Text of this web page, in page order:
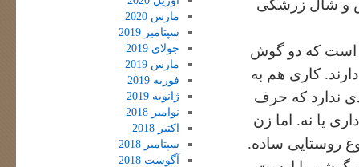
و شال زرشکی
است که دو گوش
کاری هم به
ندارد که حرف
یا نه. اما زن
روستایی ساده.
مارس 2020
سپتامبر 2019
جولای 2019
مارس 2019
فوریه 2019
ژانویه 2019
نوامبر 2018
اکتبر 2018
سپتامبر 2018
آگوست 2018